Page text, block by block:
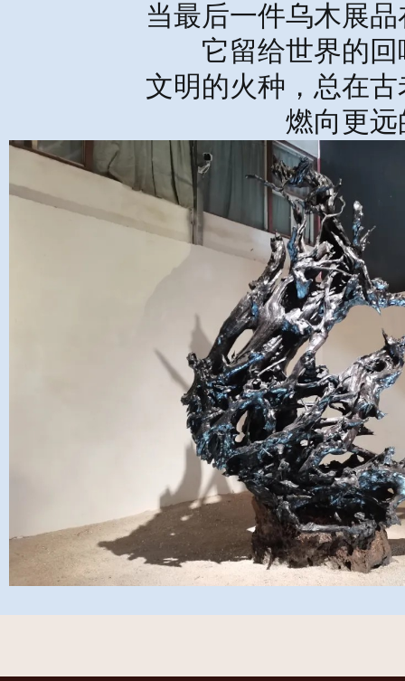
当最后一件乌木展
它留给世界的
文明的火种，总在
燃向更